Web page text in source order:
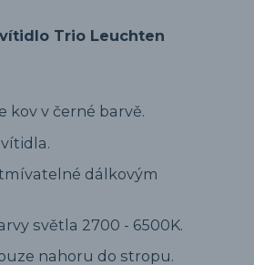
Trio Leuchten
kov v černé barvě.
dálkovým
světla 2700 - 6500K.
nahoru do stropu.